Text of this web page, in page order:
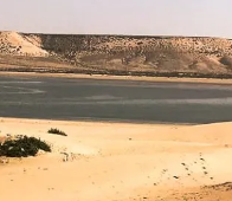
MINDFULNESS BASED STRESS
REDUCTION (MBSR)
COYOTE MENTORING
(WILDNISPÄDAGOGIK)
BARFUSSLAUFEN